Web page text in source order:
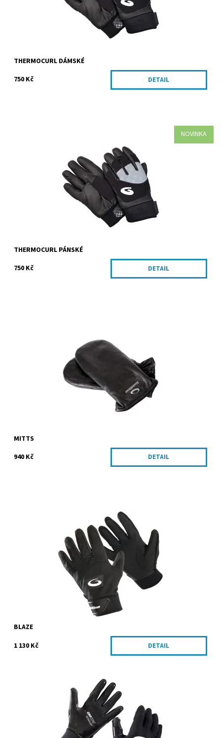
THERMOCURL DÁMSKÉ
750 Kč
DETAIL
NOVINKA
THERMOCURL PÁNSKÉ
750 Kč
DETAIL
MITTS
940 Kč
DETAIL
Zateplené prstové rukavice na curling.
Skladem
BLAZE
1 130 Kč
DETAIL
Rukavice na curling s výraznou antikluznou zonou pro pevný
Skladem